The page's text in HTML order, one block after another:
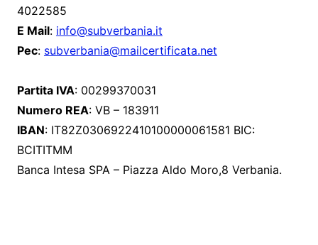
4022585
E Mail: info@subverbania.it
Pec: subverbania@mailcertificata.net
Partita IVA: 00299370031
Numero REA: VB – 183911
IBAN: IT82Z0306922410100000061581 BIC:
BCITITMM
Banca Intesa SPA – Piazza Aldo Moro,8 Verbania.